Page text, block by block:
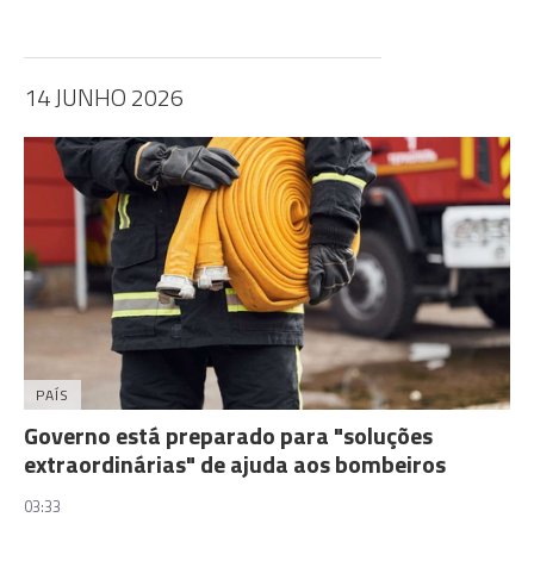
14 JUNHO 2026
PAÍS
Governo está preparado para "soluções
extraordinárias" de ajuda aos bombeiros
03:33